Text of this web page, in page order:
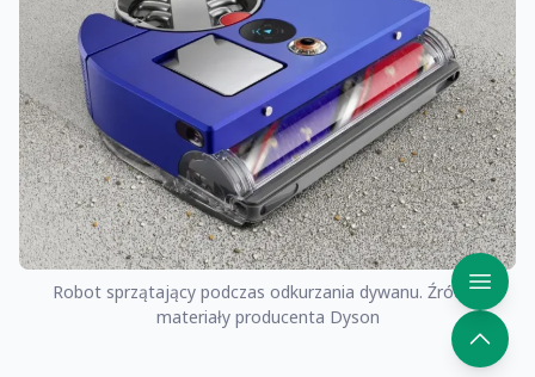
Robot sprzątający podczas odkurzania dywanu. Źródło:
materiały producenta Dyson